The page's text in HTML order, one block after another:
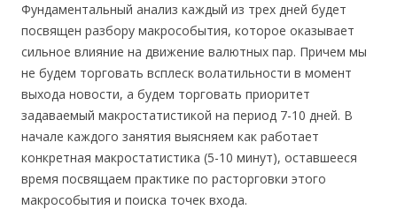
Фундаментальный анализ каждый из трех дней будет
посвящен разбору макрособытия, которое оказывает
сильное влияние на движение валютных пар. Причем мы
не будем торговать всплеск волатильности в момент
выхода новости, а будем торговать приоритет
задаваемый макростатистикой на период 7-10 дней. В
начале каждого занятия выясняем как работает
конкретная макростатистика (5-10 минут), оставшееся
время посвящаем практике по расторговки этого
макрособытия и поиска точек входа.